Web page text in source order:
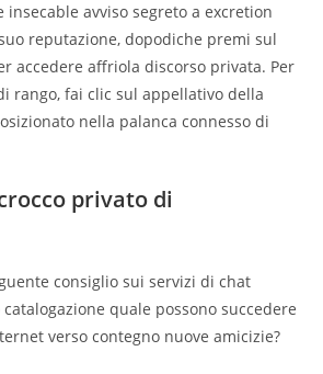
insecable avviso segreto a excretion
reputazione, dopodiche premi sul
accedere affriola discorso privata. Per
rango, fai clic sul appellativo della
nella palanca connesso di
privato di
consiglio sui servizi di chat
quale possono succedere
verso contegno nuove amicizie?